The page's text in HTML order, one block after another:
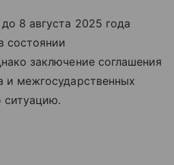
8 августа 2025 года
состоянии
заключение соглашения
и межгосударственных
ситуацию.